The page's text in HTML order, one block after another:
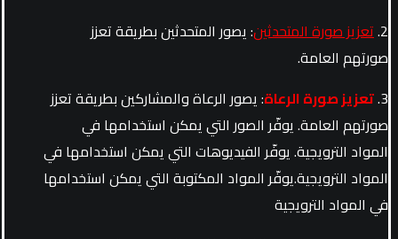
2. تعزيز صورة المتحدثين: يصور المتحدثين بطريقة تعزز
صورتهم العامة.
3. تعزيز صورة الرعاة: يصور الرعاة والمشاركين بطريقة تعزز
صورتهم العامة. يوفّر الصور التي يمكن استخدامها في
المواد الترويجية. يوفّر الفيديوهات التي يمكن استخدامها في
المواد الترويجية.يوفّر المواد المكتوبة التي يمكن استخدامها
في المواد الترويجية